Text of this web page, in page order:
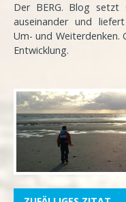
Der BERG. Blog
auseinander und
Um- und Weiterdenken.
Entwicklung.